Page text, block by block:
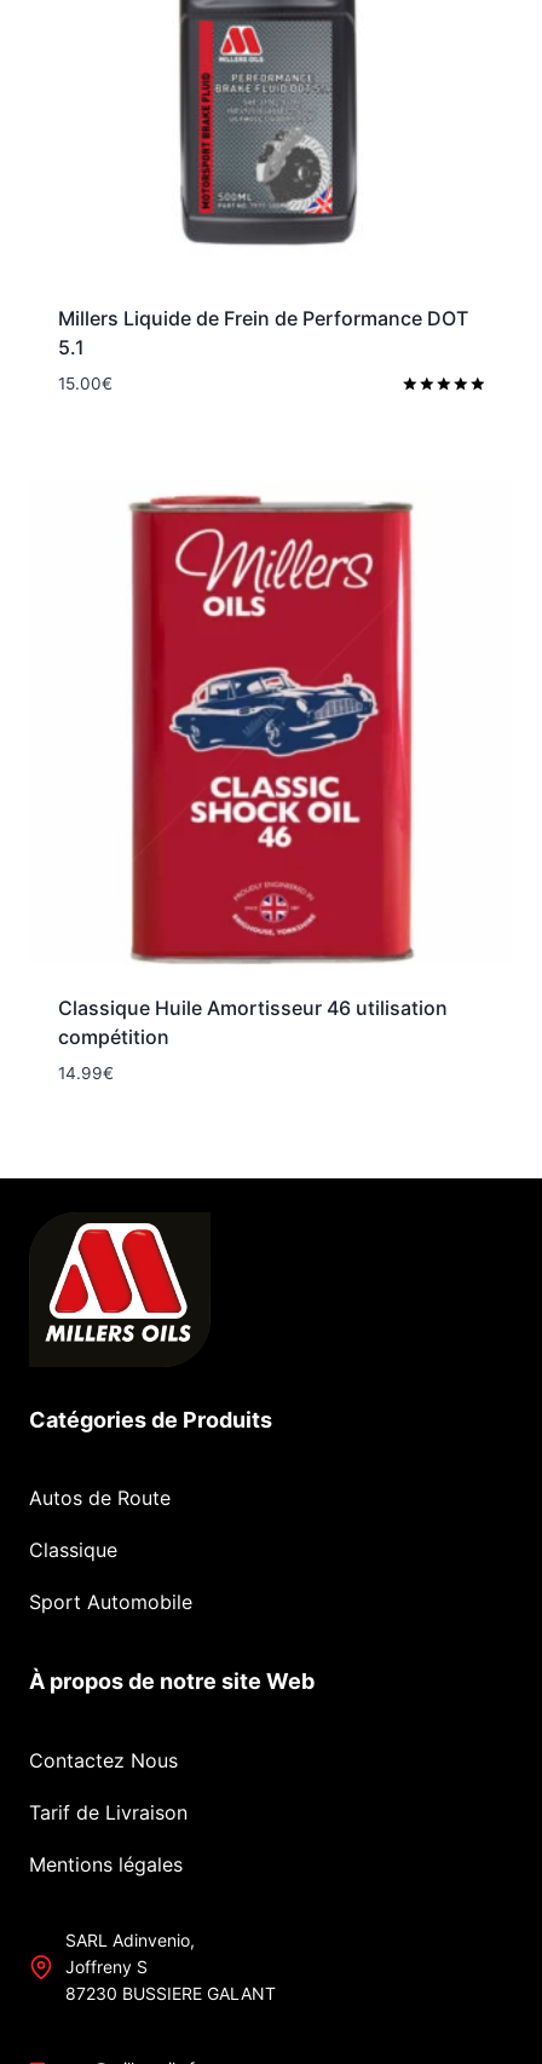
Millers Liquide de Frein de Performance DOT
5.1
15.00€
Classique Huile Amortisseur 46 utilisation
compétition
14.99€
Catégories de Produits
Autos de Route
Classique
Sport Automobile
À propos de notre site Web
Contactez Nous
Tarif de Livraison
Mentions légales
SARL Adinvenio,
Joffreny S
87230 BUSSIERE GALANT